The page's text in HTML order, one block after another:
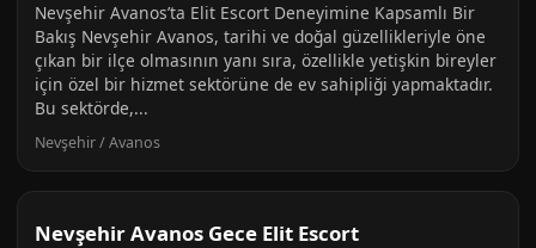
Nevşehir Avanos’ta Elit Escort Deneyimine Kapsamlı Bir
Bakış Nevşehir Avanos, tarihi ve doğal güzellikleriyle öne
çıkan bir ilçe olmasının yanı sıra, özellikle yetişkin bireyler
için özel bir hizmet sektörüne de ev sahipliği yapmaktadır.
Bu sektörde,...
Nevşehir / Avanos
Nevşehir Avanos Gece Elit Escort